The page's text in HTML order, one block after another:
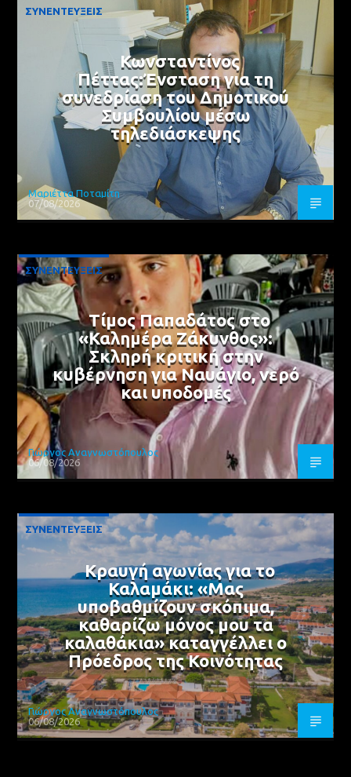
ΣΥΝΕΝΤΕΥΞΕΙΣ
Κωνσταντίνος
Πέττας:Ένσταση για τη
συνεδρίαση του Δημοτικού
Συμβουλίου μέσω
τηλεδιάσκεψης
Μαριέττα Ποταμίτη
07/08/2026
ΣΥΝΕΝΤΕΥΞΕΙΣ
Τίμος Παπαδάτος στο
«Καλημέρα Ζάκυνθος»:
Σκληρή κριτική στην
κυβέρνηση για Ναυάγιο, νερό
και υποδομές
Γιώργος Αναγνωστόπουλος
06/08/2026
ΣΥΝΕΝΤΕΥΞΕΙΣ
Κραυγή αγωνίας για το
Καλαμάκι: «Μας
υποβαθμίζουν σκόπιμα,
καθαρίζω μόνος μου τα
καλαθάκια» καταγγέλλει ο
Πρόεδρος της Κοινότητας
Γιώργος Αναγνωστόπουλος
06/08/2026